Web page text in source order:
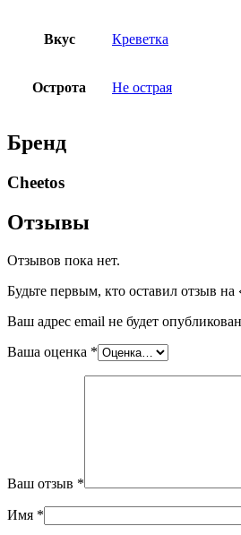
Вкус Креветка
Острота Не острая
Бренд
Cheetos
Отзывы
Отзывов пока нет.
Будьте первым, кто оставил отзыв
Ваш адрес email не будет
Ваша оценка *
Ваш отзыв *
Имя *